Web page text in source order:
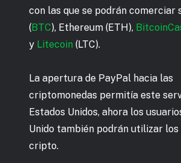
con las que se podrán comerciar
(BTC), Ethereum (ETH),
y Litecoin (LTC).
La apertura de PayPal hacia las
criptomonedas permitía este
Estados Unidos, ahora los
Unido también podrán utilizar los
cripto.